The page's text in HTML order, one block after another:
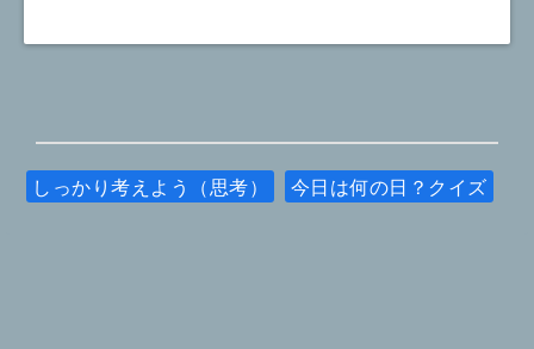
しっかり考えよう（思考） 今日は何の日？クイズ